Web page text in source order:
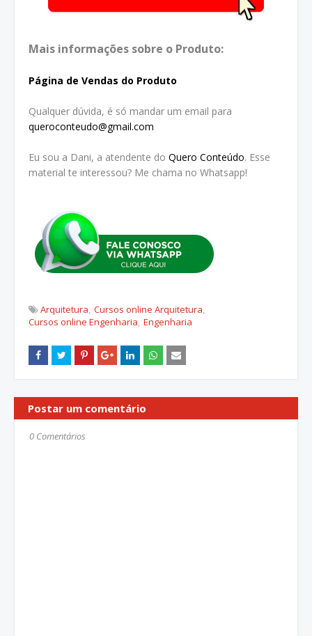
Mais informações sobre o Produto:
Página de Vendas do Produto
Qualquer dúvida, é só mandar um email para
queroconteudo@gmail.com
Eu sou a Dani, a atendente do Quero Conteúdo. Esse
material te interessou? Me chama no Whatsapp!
Arquitetura Cursos online Arquitetura
Cursos online Engenharia Engenharia
Postar um comentário
0 Comentários